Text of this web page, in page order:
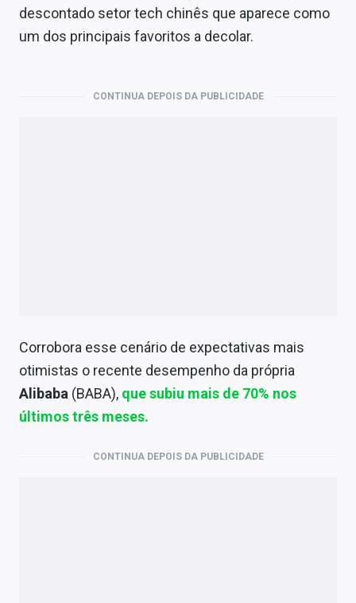
descontado setor tech chinês que aparece como
um dos principais favoritos a decolar.
CONTINUA DEPOIS DA PUBLICIDADE
Corrobora esse cenário de expectativas mais
otimistas o recente desempenho da própria
Alibaba (BABA), que subiu mais de 70% nos
últimos três meses.
CONTINUA DEPOIS DA PUBLICIDADE